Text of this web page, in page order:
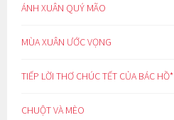
ÁNH XUÂN QUÝ MÃO
MÙA XUÂN ƯỚC VỌNG
TIẾP LỜI THƠ CHÚC TẾT CỦA BÁC HỒ*
CHUỘT VÀ MÈO